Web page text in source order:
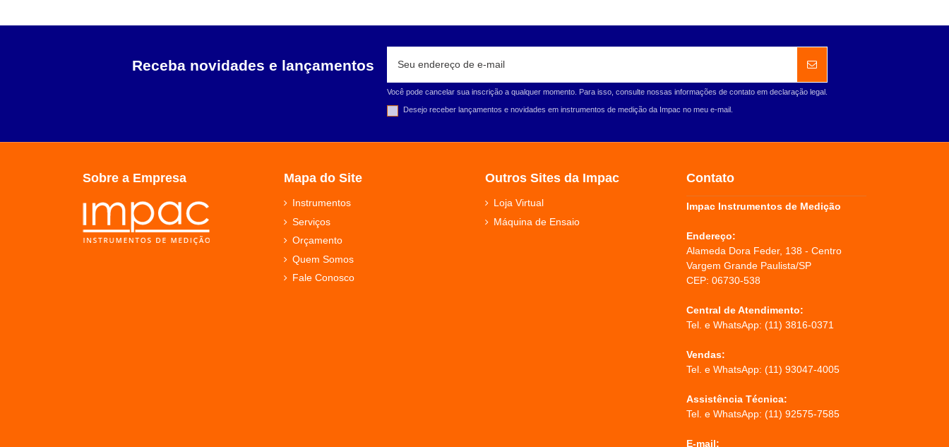
Receba novidades e lançamentos
Você pode cancelar sua inscrição a qualquer momento. Para isso, consulte nossas informações de contato em declaração legal.
Desejo receber lançamentos e novidades em instrumentos de medição da Impac no meu e-mail.
Sobre a Empresa Mapa do Site
Instrumentos
Serviços
Orçamento
Quem Somos
Fale Conosco
Outros Sites da Impac
Loja Virtual
Máquina de Ensaio
Contato
Impac Instrumentos de Medição
Endereço:
Alameda Dora Feder, 138 - Centro
Vargem Grande Paulista/SP
CEP: 06730-538
Central de Atendimento:
Tel. e WhatsApp: (11) 3816-0371
Vendas:
Tel. e WhatsApp: (11) 93047-4005
Assistência Técnica:
Tel. e WhatsApp: (11) 92575-7585
E-mail: